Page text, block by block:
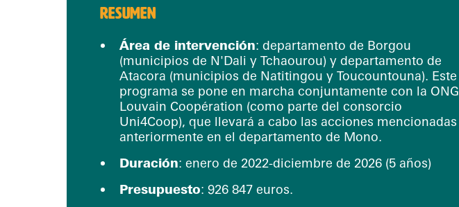
RESUMEN
Área de intervención: departamento de Borgou
(municipios de N'Dali y Tchaourou) y departamento de
Atacora (municipios de Natitingou y Toucountouna). Este
programa se pone en marcha conjuntamente con la ONG
Louvain Coopération (como parte del consorcio
Uni4Coop), que llevará a cabo las acciones mencionadas
anteriormente en el departamento de Mono.
Duración: enero de 2022-diciembre de 2026 (5 años)
Presupuesto: 926 847 euros.